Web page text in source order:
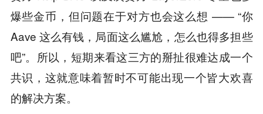
爆些金币，但问题在于对方也会这么想 —— “你
Aave 这么有钱，局面这么尴尬，怎么也得多担些
吧”。所以，短期来看这三方的掰扯很难达成一个
共识，这就意味着暂时不可能出现一个皆大欢喜
的解决方案。